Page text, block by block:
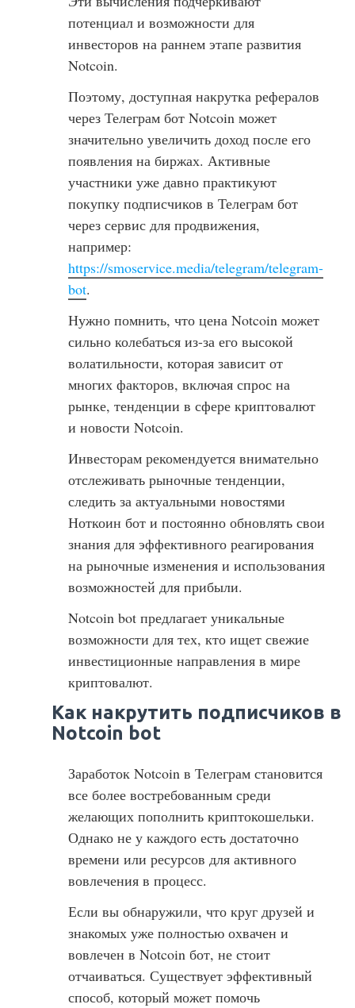
потенциал и возможности для
инвесторов на раннем этапе развития
Notcoin.
Поэтому, доступная накрутка рефералов
через Телеграм бот Notcoin может
значительно увеличить доход после его
появления на биржах. Активные
участники уже давно практикуют
покупку подписчиков в Телеграм бот
через сервис для продвижения,
например:
https://smoservice.media/telegram/telegram-
bot.
Нужно помнить, что цена Notcoin может
сильно колебаться из-за его высокой
волатильности, которая зависит от
многих факторов, включая спрос на
рынке, тенденции в сфере криптовалют
и новости Notcoin.
Инвесторам рекомендуется внимательно
отслеживать рыночные тенденции,
следить за актуальными новостями
Ноткоин бот и постоянно обновлять свои
знания для эффективного реагирования
на рыночные изменения и использования
возможностей для прибыли.
Notcoin bot предлагает уникальные
возможности для тех, кто ищет свежие
инвестиционные направления в мире
криптовалют.
Как накрутить подписчиков в
Notcoin bot
Заработок Notcoin в Телеграм становится
все более востребованным среди
желающих пополнить криптокошельки.
Однако не у каждого есть достаточно
времени или ресурсов для активного
вовлечения в процесс.
Если вы обнаружили, что круг друзей и
знакомых уже полностью охвачен и
вовлечен в Notcoin бот, не стоит
отчаиваться. Существует эффективный
способ, который может помочь